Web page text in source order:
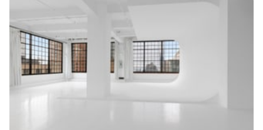
Bar
Begane grond
Beveiligingssysteem